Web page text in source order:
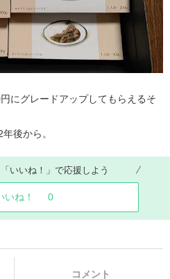
にグレードアップしてもらえるそ
後から。
いいね！」で応援しよう
いね！ 0
コメント